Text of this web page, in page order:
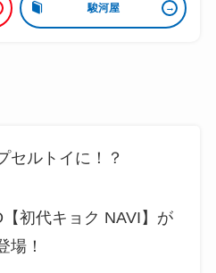
駿河屋
セルトイに！？
初代キョク NAVI】が
場！